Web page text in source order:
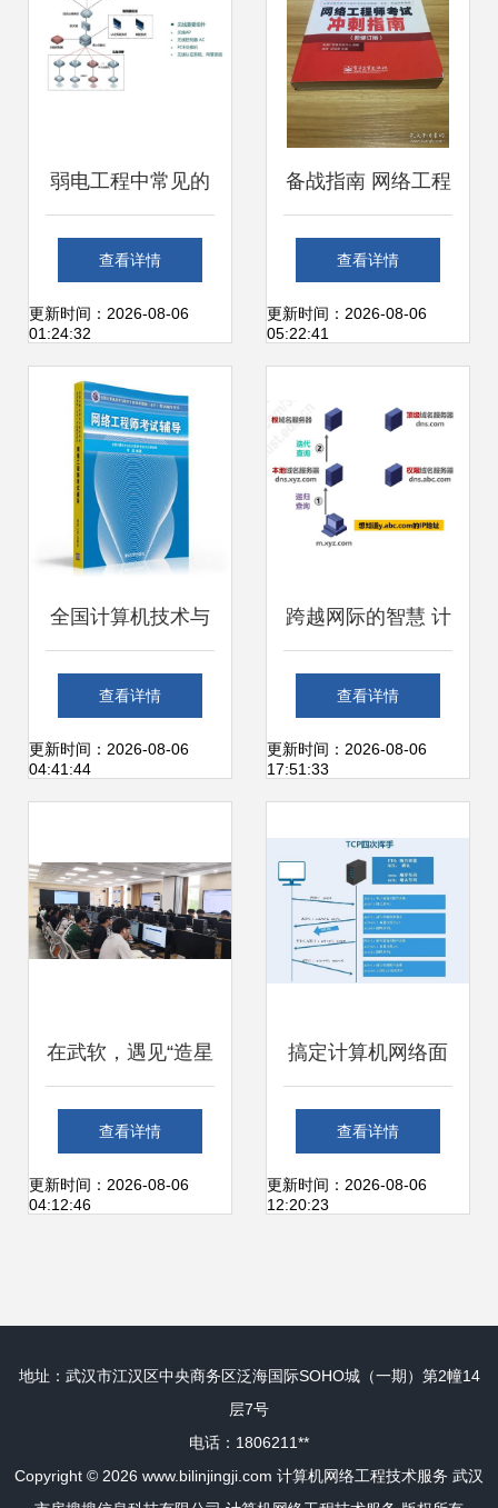
专业深度解读
弱电工程中常见的
六种无线网络组网
架构讲解
查看详情
更新时间：2026-08-06
01:24:32
备战指南 网络工程
师考试冲刺策略
（新修订版）
查看详情
更新时间：2026-08-06
05:22:41
全国计算机技术与
软件专业技术资格
（水平）考试辅导
试辅导（2009版）
——计算机网络工
查看详情
更新时间：2026-08-06
04:41:44
跨越网际的智慧 计
算机网络P6应用层
与工程技术服务的
查看详情
更新时间：2026-08-06
17:51:33
在武软，遇见“造星
星的人” ——记计
算机网络工程技术
查看详情
更新时间：2026-08-06
04:12:46
搞定计算机网络面
试（二） 计算机网
络工程技术服务精
查看详情
更新时间：2026-08-06
12:20:23
地址：武汉市江汉区中央商务区泛海国际SOHO城（一期）第2幢14
层7号
电话：1806211**
Copyright © 2026 www.bilinjingji.com 计算机网络工程技术服务 武汉